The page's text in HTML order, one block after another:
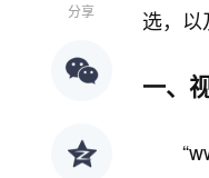
分享
选，
一、